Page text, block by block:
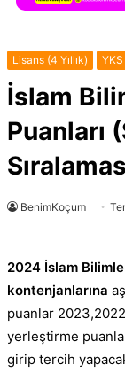
Lisans (4 Yıllık)
İslam
Puanları
BenimKoçum
2024 İslam
kontenjanlarına
puanlar
yerleştirme
girip tercih